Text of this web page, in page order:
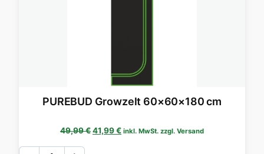
PUREBUD Growzelt 60×60×180 cm
49,99€Ursprünglicher Preis war: 49,99 €
41,99€Aktueller Preis ist: 41,99 €.
inkl. MwSt. zzgl. Versand